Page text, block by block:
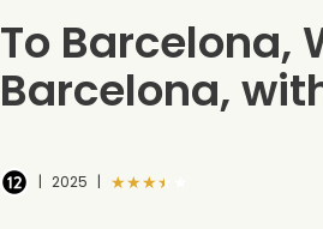
Filmes de data
To Barcelona,
Barcelona,
| 2025 | ★★★★★